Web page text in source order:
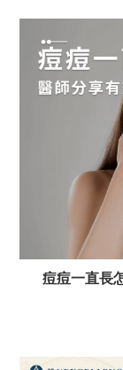
痘痘一直長